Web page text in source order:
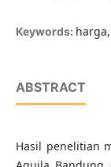
Keywords:
ABSTRACT
Hasil penelitian